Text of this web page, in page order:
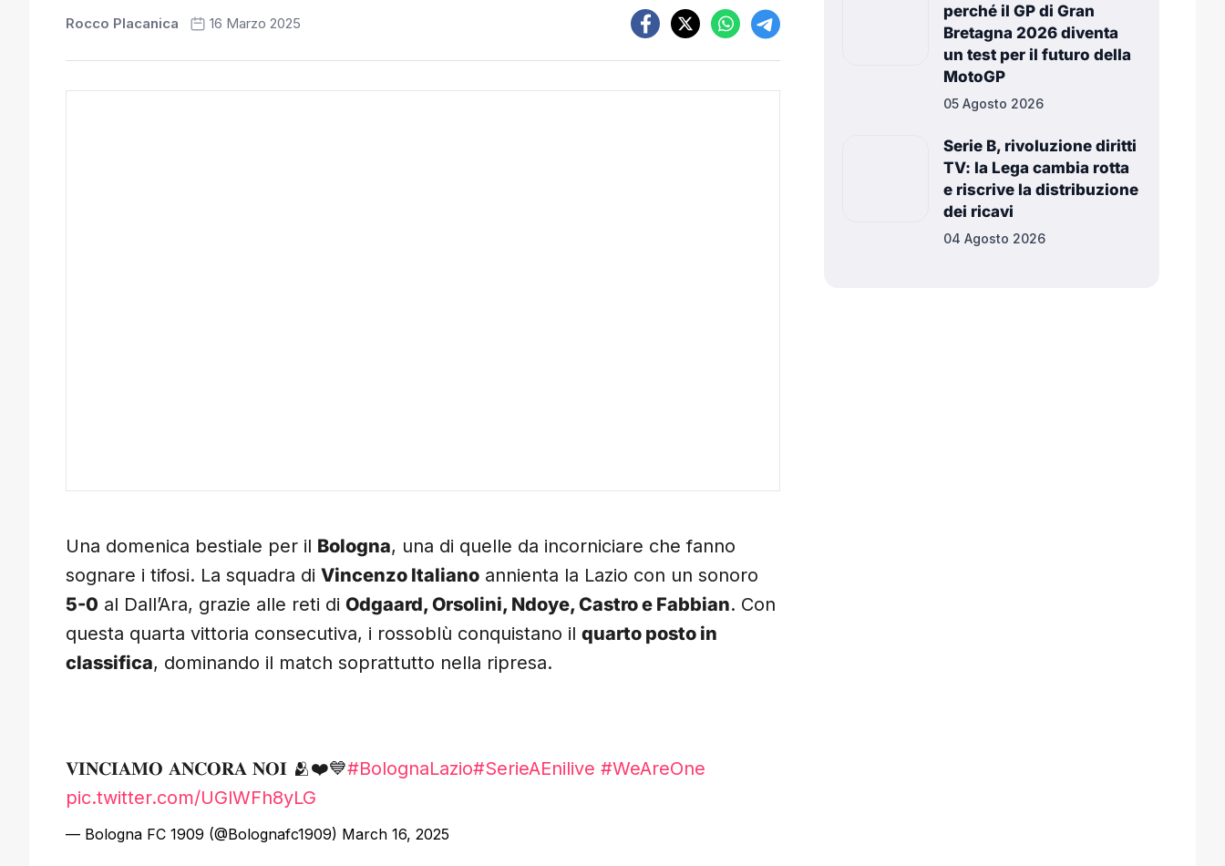
Rocco Placanica 16 Marzo 2025
Una domenica bestiale per il Bologna, una di quelle da incorniciare che fanno
sognare i tifosi. La squadra di Vincenzo Italiano annienta la Lazio con un sonoro
5-0 al Dall’Ara, grazie alle reti di Odgaard, Orsolini, Ndoye, Castro e Fabbian. Con
questa quarta vittoria consecutiva, i rossoblù conquistano il quarto posto in
classifica, dominando il match soprattutto nella ripresa.
𝐕𝐈𝐍𝐂𝐈𝐀𝐌𝐎 𝐀𝐍𝐂𝐎𝐑𝐀 𝐍𝐎𝐈 🫂❤️💙#BolognaLazio#SerieAEnilive #WeAreOne
pic.twitter.com/UGlWFh8yLG
— Bologna FC 1909 (@Bolognafc1909) March 16, 2025
perché il GP di Gran
Bretagna 2026 diventa
un test per il futuro della
MotoGP
05 Agosto 2026
Serie B, rivoluzione diritti
TV: la Lega cambia rotta
e riscrive la distribuzione
dei ricavi
04 Agosto 2026